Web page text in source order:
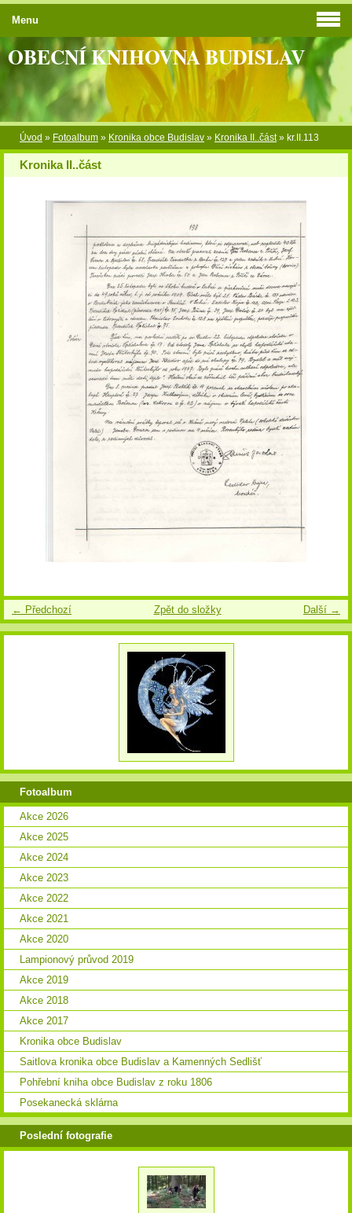
OBECNÍ KNIHOVNA BUDISLAV
Úvod » Fotoalbum » Kronika obce Budislav » Kronika II..část» kr.II.113
Kronika II..část
← Předchozí Další →
Zpět do složky
Menu
Fotoalbum
Akce 2026
Akce 2025
Akce 2024
Akce 2023
Akce 2022
Akce 2021
Akce 2020
Lampionový průvod 2019
Akce 2019
Akce 2018
Akce 2017
Kronika obce Budislav
Saitlova kronika obce Budislav a Kamenných Sedlišť
Pohřební kniha obce Budislav z roku 1806
Posekanecká sklárna
Poslední fotografie